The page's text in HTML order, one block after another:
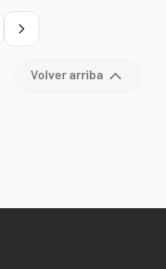
Volver arriba